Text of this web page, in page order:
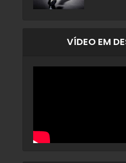
VÍDEO EM